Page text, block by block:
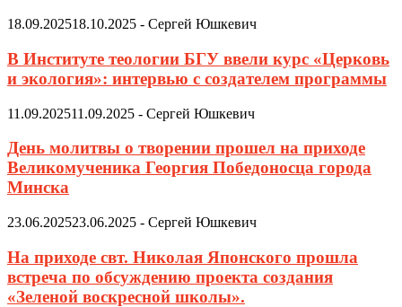
18.09.202518.10.2025 - Сергей Юшкевич
В Институте теологии БГУ ввели курс «Церковь
и экология»: интервью с создателем программы
11.09.202511.09.2025 - Сергей Юшкевич
День молитвы о творении прошел на приходе
Великомученика Георгия Победоносца города
Минска
23.06.202523.06.2025 - Сергей Юшкевич
На приходе свт. Николая Японского прошла
встреча по обсуждению проекта создания
«Зеленой воскресной школы».